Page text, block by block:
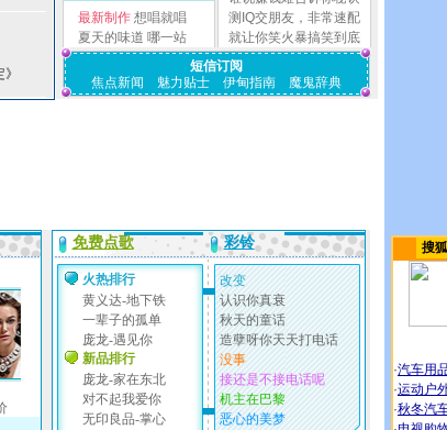
最新制作 想唱就唱
夏天的味道 哪一站
测IQ交朋友，非常速配
就让你笑火暴搞笑到底
短信订阅
焦点新闻
魅力贴士 伊甸指南 魔鬼辞典
搜
·汽车用
·运动户
·秋冬汽